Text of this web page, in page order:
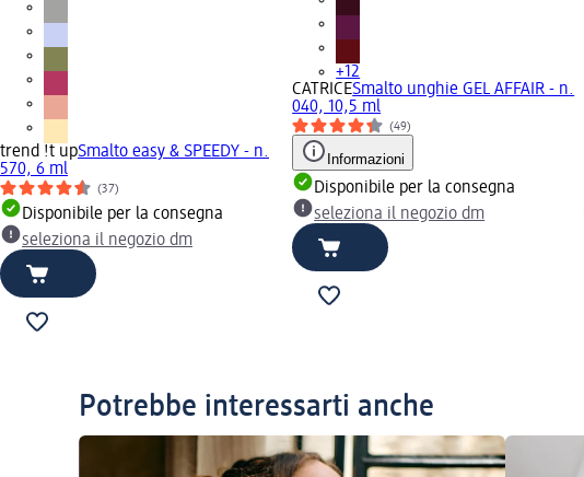
trend !t upSmalto easy & SPEEDY - n.
570, 6 ml
(37)
Disponibile per la consegna
seleziona il negozio dm
+12
CATRICESmalto unghie GEL AFFAIR - n.
040, 10,5 ml
(49)
Informazioni
Disponibile per la consegna
seleziona il negozio dm
Potrebbe interessarti anche